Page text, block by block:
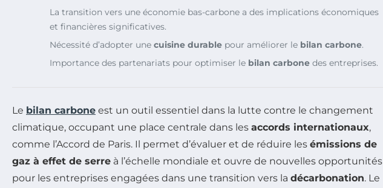
La transition vers une économie bas-carbone a des implications économiques
et financières significatives.
Nécessité d’adopter une cuisine durable pour améliorer le bilan carbone.
Importance des partenariats pour optimiser le bilan carbone des entreprises.
Le bilan carbone est un outil essentiel dans la lutte contre le changement
climatique, occupant une place centrale dans les accords internationaux,
comme l’Accord de Paris. Il permet d’évaluer et de réduire les émissions de
gaz à effet de serre à l’échelle mondiale et ouvre de nouvelles opportunités
pour les entreprises engagées dans une transition vers la décarbonation. Le